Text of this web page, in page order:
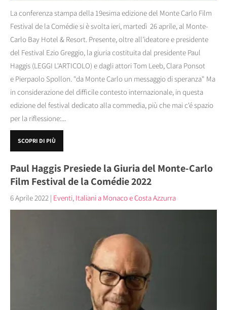
La conferenza stampa della 19esima edizione del Monte Carlo Film
Festival de la Comédie si è svolta ieri, martedì 26 aprile, al Monte-
Carlo Bay Hotel & Resort. Presente, oltre all’ideatore e presidente
del Festival Ezio Greggio, la giuria costituita dal presidente Paul
Haggis (LEGGI L'ARTICOLO) e dagli attori Tom Leeb, Clara Ponsot
e Pierpaolo Spollon. "da Monte Carlo un messaggio di speranza" Ma
in considerazione del difficile contesto internazionale, in questa
edizione del festival dedicato alla commedia, più che mai c'é spazio
per la riflessione:...
SCOPRI DI PIÙ
Paul Haggis Presiede la Giuria del Monte-Carlo
Film Festival de la Comédie 2022
6 Aprile 2022 | Eventi, Italiani a Monaco e Costa Azzurra